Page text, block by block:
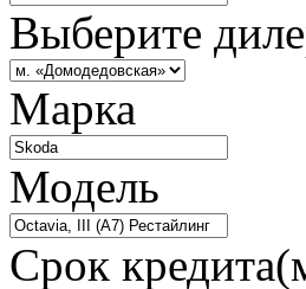
Выберите
Марка
Модель
Срок